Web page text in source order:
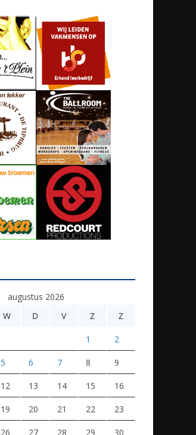
augustus 2026
W D V Z Z
1 2
5 6 7 8 9
12 13 14 15 16
19 20 21 22 23
26 27 28 29 30